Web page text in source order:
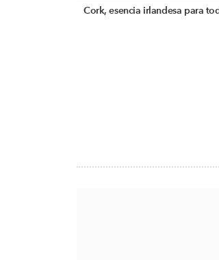
Cork, esencia irlandesa para